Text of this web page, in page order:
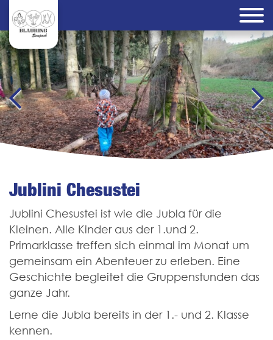
Jublini Chesustei
Jublini Chesustei ist wie die Jubla für die
Kleinen. Alle Kinder aus der 1.­und 2.
Primarklasse treffen sich einmal im Monat um
gemeinsam ein Abenteuer zu erleben. Eine
Geschichte begleitet die Gruppenstunden das
ganze Jahr.
Lerne die Jubla bereits in der 1.- und 2. Klasse
kennen.